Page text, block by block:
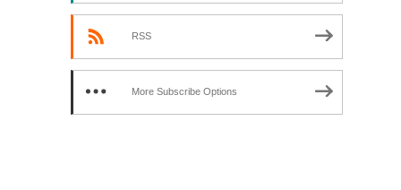
RSS
More Subscribe Options